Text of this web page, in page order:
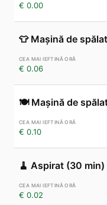
€ 0.00
👕 Mașină de spălat
€ 0.06
🍽️ Mașină de
€ 0.10
🧹 Aspirat (30 min)
€ 0.02